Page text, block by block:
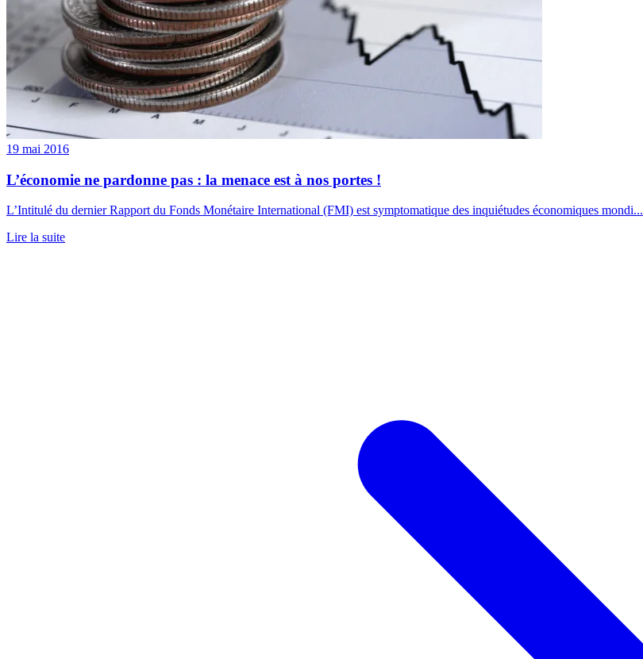
19 mai 2016
L’économie ne pardonne pas : la menace est à nos portes !
L’Intitulé du dernier Rapport du Fonds Monétaire International (FMI) est symptomatique des inquiétudes économiques mondi...
Lire la suite